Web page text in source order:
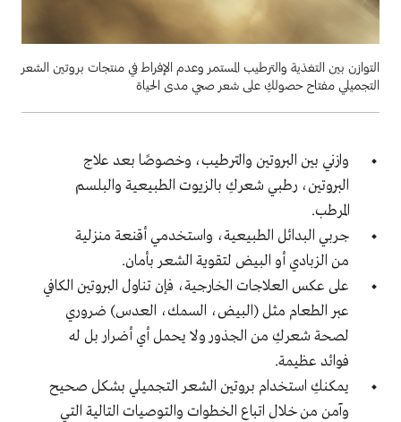
التوازن بين التغذية والترطيب المستمر وعدم الإفراط في منتجات بروتين الشعر
التجميلي مفتاح حصولكِ على شعر صحي مدى الحياة
وازني بين البروتين والترطيب، وخصوصًا بعد علاج
البروتين، رطبي شعركِ بالزيوت الطبيعية والبلسم
المرطب.
جربي البدائل الطبيعية، واستخدمي أقنعة منزلية
من الزبادي أو البيض لتقوية الشعر بأمان.
على عكس العلاجات الخارجية، فإن تناول البروتين الكافي
عبر الطعام مثل (البيض، السمك، العدس) ضروري
لصحة شعركِ من الجذور ولا يحمل أي أضرار بل له
فوائد عظيمة.
يمكنكِ استخدام بروتين الشعر التجميلي بشكل صحيح
وآمن من خلال اتباع الخطوات والتوصيات التالية التي